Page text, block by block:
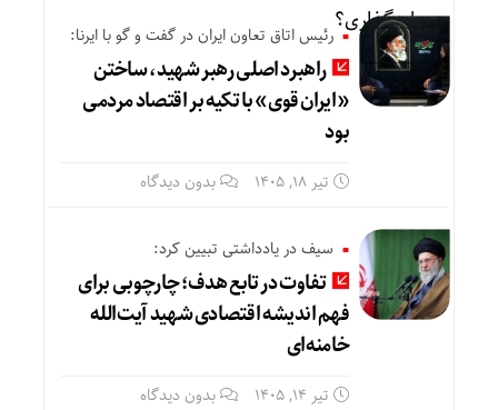
رئیس اتاق تعاون ایران در گفت و گو با ایرنا:
راهبرد اصلی رهبر شهید، ساختن
«ایران قوی» با تکیه بر اقتصاد مردمی
بود
تیر ۱۸, ۱۴۰۵ بدون دیدگاه
سیف در یادداشتی تبیین کرد:
تفاوت در تابع هدف؛ چارچوبی برای
فهم اندیشه اقتصادی شهید آیت‌الله
خامنه‌ای
تیر ۱۴, ۱۴۰۵ بدون دیدگاه